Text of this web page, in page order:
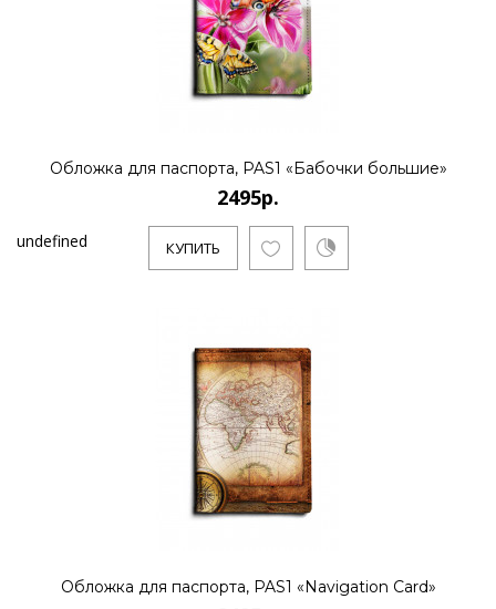
Обложка для паспорта, PAS1 «Бабочки большие»
2495р.
КУПИТЬ
undefined
Обложка для паспорта, PAS1 «Navigation Card»